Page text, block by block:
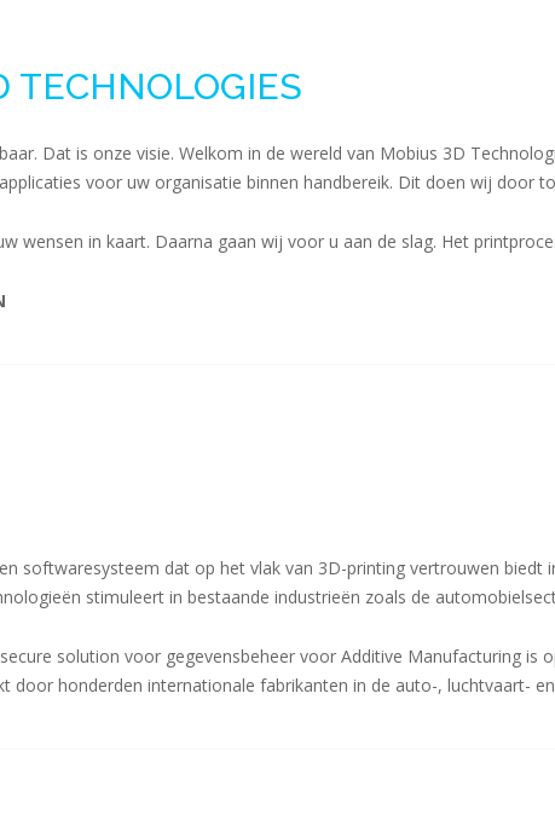
TECHNOLOGIES
Dat is onze visie. Welkom in de wereld van Mobius 3D
voor uw organisatie binnen handbereik. Dit doen wij door
wensen in kaart. Daarna gaan wij voor u aan de slag. Het
softwaresysteem dat op het vlak van 3D-printing vertrouwen
stimuleert in bestaande industrieën zoals de
solution voor gegevensbeheer voor Additive Manufacturing
door honderden internationale fabrikanten in de auto-, luchtvaart-